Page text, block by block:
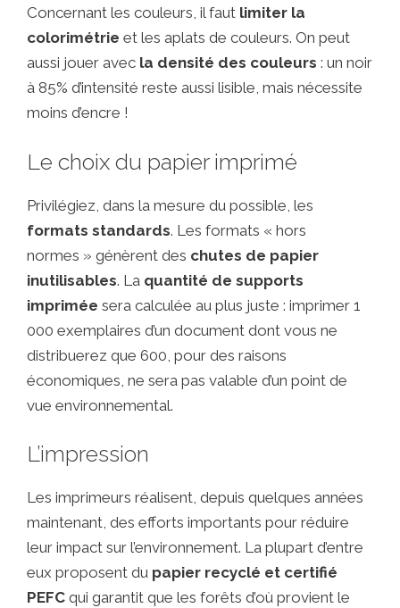
Concernant les couleurs, il faut limiter la
colorimétrie et les aplats de couleurs. On peut
aussi jouer avec la densité des couleurs : un noir
à 85% d’intensité reste aussi lisible, mais nécessite
moins d’encre !
Le choix du papier imprimé
Privilégiez, dans la mesure du possible, les
formats standards. Les formats « hors
normes » génèrent des chutes de papier
inutilisables. La quantité de supports
imprimée sera calculée au plus juste : imprimer 1
000 exemplaires d’un document dont vous ne
distribuerez que 600, pour des raisons
économiques, ne sera pas valable d’un point de
vue environnemental.
L’impression
Les imprimeurs réalisent, depuis quelques années
maintenant, des efforts importants pour réduire
leur impact sur l’environnement. La plupart d’entre
eux proposent du papier recyclé et certifié
PEFC qui garantit que les forêts d’où provient le